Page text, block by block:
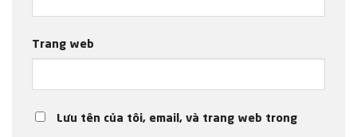
Trang web
Lưu tên của tôi, email, và trang web trong